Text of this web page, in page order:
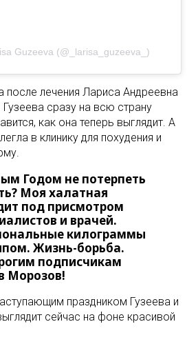
Guzeeva (@_larisa_guzeeva_)
после лечения Лариса Андреевна
сразу на всю страну
как она теперь выглядит. А
в клинику для похудения и
Годом не потерпеть
Моя халатная
под присмотром
и врачей.
килограммы
Жизнь-борьба.
подписчикам
Морозов!
праздником Гузеева и
сейчас на фоне красивой